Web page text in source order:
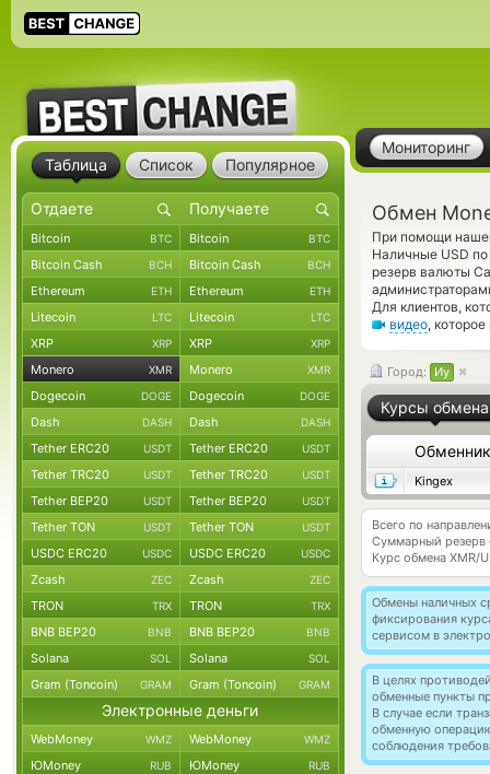
Мониторинг
Обмен
При помощи
Наличные USD
резерв валюты
Для клиентов,
видео,
Город: Иу
Курсы обмена
Обменник
Kingex
Всего по
Суммарный резерв
Курс обмена XMR/
Обмены наличных
фиксирования
сервисом в
В целях
обменные пункты
В случае если
обменную
соблюдения
Таблица Список Популярное
Bitcoin BTC Bitcoin BTC
Bitcoin Cash BCH Bitcoin Cash BCH
Ethereum ETH Ethereum ETH
Litecoin LTC Litecoin LTC
XRP XRP XRP XRP
Monero XMR Monero XMR
Dogecoin DOGE Dogecoin DOGE
Dash DASH Dash DASH
Tether ERC20 USDT Tether ERC20 USDT
Tether TRC20 USDT Tether TRC20 USDT
Tether BEP20 USDT Tether BEP20 USDT
Tether TON USDT Tether TON USDT
USDC ERC20 USDC USDC ERC20 USDC
Zcash ZEC Zcash ZEC
TRON TRX TRON TRX
BNB BEP20 BNB BNB BEP20 BNB
Solana SOL Solana SOL
Gram (Toncoin) GRAM Gram (Toncoin) GRAM
Электронные деньги
WebMoney WMZ WebMoney WMZ
ЮMoney RUB ЮMoney RUB